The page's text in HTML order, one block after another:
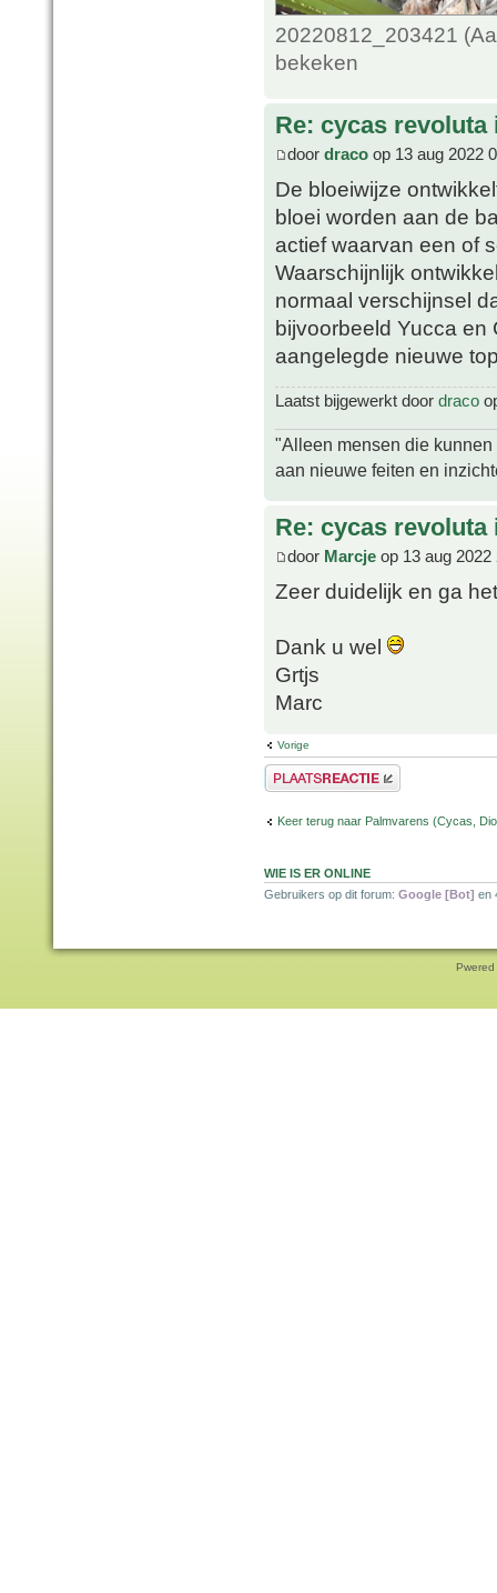
20220812_203421
bekeken
Re: cycas revoluta
door draco op 13 aug 2022
De bloeiwijze
bloei worden aan de
actief waarvan een of
Waarschijnlijk
normaal verschijnsel
bijvoorbeeld Yucca en
aangelegde nieuwe
Laatst bijgewerkt door draco
"Alleen mensen die
aan nieuwe feiten en
Re: cycas revoluta
door Marcje op 13 aug 2022
Zeer duidelijk en ga
Dank u wel
Grtjs
Marc
Vorige
Plaats een reactie
Keer terug naar Palmvarens (Cycas,
WIE IS ER ONLINE
Gebruikers op dit forum: Google [Bot] en